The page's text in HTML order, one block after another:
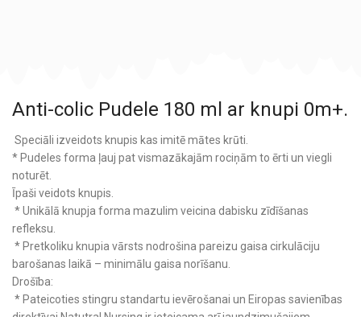
Anti-colic Pudele 180 ml ar knupi 0m+.
Speciāli izveidots knupis kas imitē mātes krūti.
* Pudeles forma ļauj pat vismazākajām rociņām to ērti un viegli
noturēt.
Īpaši veidots knupis.
* Unikālā knupja forma mazulim veicina dabisku zīdīšanas
refleksu.
* Pretkoliku knupia vārsts nodrošina pareizu gaisa cirkulāciju
barošanas laikā – minimālu gaisa norīšanu.
Drošība:
* Pateicoties stingru standartu ievērošanai un Eiropas savienības